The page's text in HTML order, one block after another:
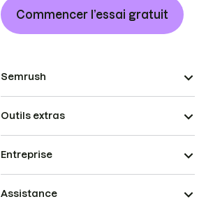
Commencer l’essai gratuit
Semrush
Outils extras
Entreprise
Assistance